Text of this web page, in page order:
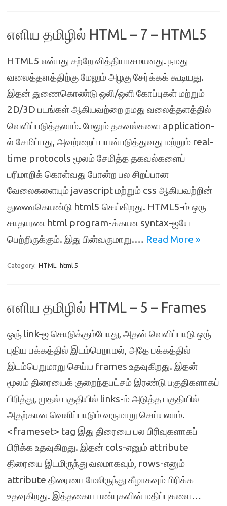
எளிய தமிழில் HTML – 7 – HTML5
HTML5 என்பது சற்றே வித்தியாசமானது. நமது
வலைத்தளத்திற்கு மேலும் அழகு சேர்க்கக் கூடியது.
இதன் துணைகொண்டு ஒலி/ஒளி கோப்புகள் மற்றும்
2D/3D படங்கள் ஆகியவற்றை நமது வலைத்தளத்தில்
வெளிப்படுத்தலாம். மேலும் தகவல்களை application-
ல் சேமிப்பது, அவற்றைப் பயன்படுத்துவது மற்றும் real-
time protocols மூலம் சேமித்த தகவல்களைப்
பரிமாறிக் கொள்வது போன்ற பல சிறப்பான
வேலைகளையும் javascript மற்றும் css ஆகியவற்றின்
துணைகொண்டு html5 செய்கிறது. HTML5-ம் ஒரு
சாதாரண html program-க்கான syntax-ஐயே
பெற்றிருக்கும். இது பின்வருமாறு.… Read More »
Category: HTML html 5
எளிய தமிழில் HTML – 5 – Frames
ஒரு் link-ஐ சொடுக்கும்போது, அதன் வெளிப்பாடு ஒரு்
புதிய பக்கத்தில் இடம்பெறாமல், அதே பக்கத்தில்
இடம்பெறுமாறு செய்ய frames உதவுகிறது. இதன்
மூலம் திரையைக் குறைந்தபட்சம் இரண்டு பகுதிகளாகப்
பிரித்து, முதல் பகுதியில் links-ம் அடுத்த பகுதியில்
அதற்கான வெளிப்பாடும் வருமாறு செய்யலாம்.
<frameset> tag இது திரையை பல பிரிவுகளாகப்
பிரிக்க உதவுகிறது. இதன் cols-எனும் attribute
திரையை இடமிருந்து வலமாகவும், rows-எனும்
attribute திரையை மேலிருந்து கீழாகவும் பிரிக்க
உதவுகிறது. இத்தகைய பண்புகளின் மதிப்புகளை…